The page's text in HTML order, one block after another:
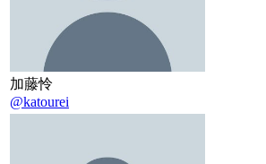
加藤怜
@katourei